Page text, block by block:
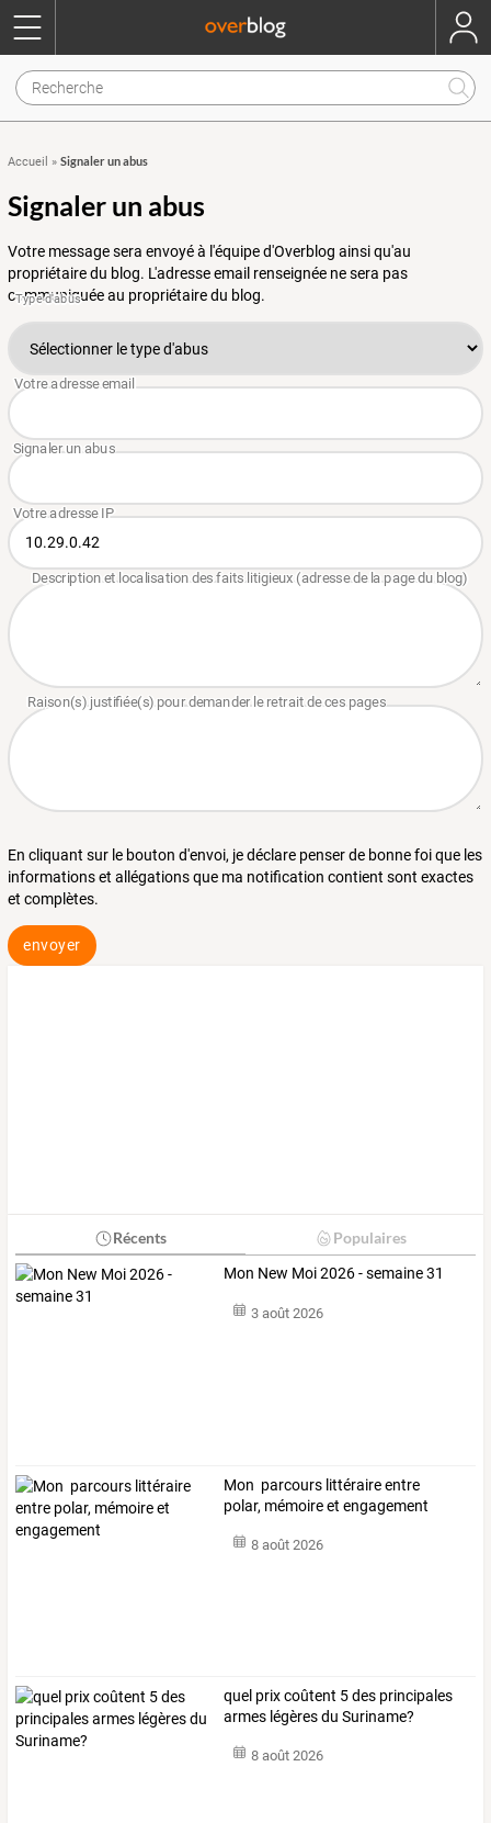
Accueil » Signaler un abus
Signaler un abus
Votre message sera envoyé à l'équipe d'Overblog ainsi qu'au
propriétaire du blog. L'adresse email renseignée ne sera pas
communiquée au propriétaire du blog.
En cliquant sur le bouton d'envoi, je déclare penser de bonne foi que les
informations et allégations que ma notification contient sont exactes
et complètes.
envoyer
Récents Populaires
Mon New Moi 2026 - semaine 31
3 août 2026
Mon parcours littéraire entre
polar, mémoire et engagement
8 août 2026
quel prix coûtent 5 des principales
armes légères du Suriname?
8 août 2026